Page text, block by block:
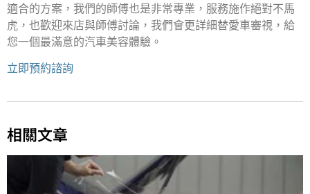
適合的方案，我們的師傅也是非常專業，服務施作絕對不馬
虎，也歡迎來店與師傅討論，我們會更詳細替愛車審視，給
您一個最滿意的汽車美容體驗。
立即預約諮詢
相關文章